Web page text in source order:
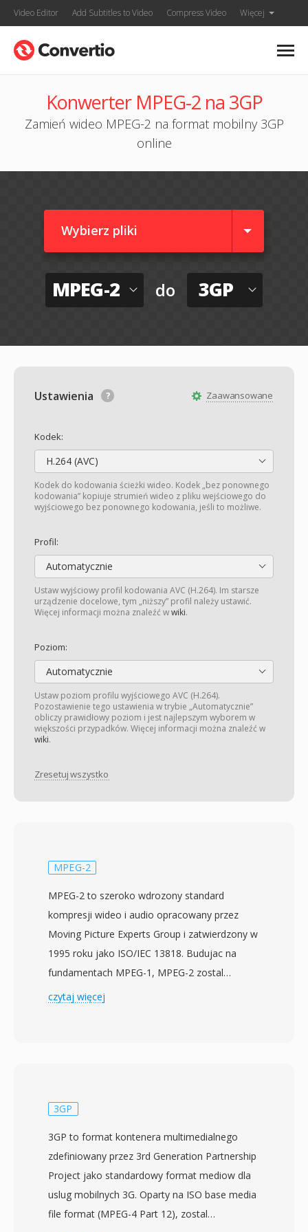
Video Editor Add Subtitles to Video Compress Video Więcej
Konwerter MPEG-2 na 3GP
Zamień wideo MPEG-2 na format mobilny 3GP
online
Wybierz pliki
MPEG-2 do 3GP
Zaawansowane
Ustawienia
Kodek:
H.264 (AVC)
Kodek do kodowania ścieżki wideo. Kodek „bez ponownego
kodowania” kopiuje strumień wideo z pliku wejściowego do
wyjściowego bez ponownego kodowania, jeśli to możliwe.
Profil:
Automatycznie
Ustaw wyjściowy profil kodowania AVC (H.264). Im starsze
urządzenie docelowe, tym „niższy” profil należy ustawić.
Więcej informacji można znaleźć wwiki.
Poziom:
Automatycznie
Ustaw poziom profilu wyjściowego AVC (H.264).
Pozostawienie tego ustawienia w trybie „Automatycznie”
obliczy prawidłowy poziom i jest najlepszym wyborem w
większości przypadków. Więcej informacji można znaleźć w
wiki.
Zresetuj wszystko
MPEG-2
MPEG-2 to szeroko wdrozony standard
kompresji wideo i audio opracowany przez
Moving Picture Experts Group i zatwierdzony w
1995 roku jako ISO/IEC 13818. Budujac na
fundamentach MPEG-1, MPEG-2 zostal
zaprojektowany do obslugi wyzszych szybkosci
profili i poziomow, umozliwiajac
warstwy mozliwosci — od Simple Profile dla
podstawowych zastosowan po High Profile
obslugujacy chrominancje 4:2:2 dla
profesjonalnej emisji. MPEG-2 stal sie
kregoslupem kompresji telewizji cyfrowej na
czytaj więcej
3GP
3GP to format kontenera multimedialnego
zdefiniowany przez 3rd Generation Partnership
Project jako standardowy format mediow dla
uslug mobilnych 3G. Oparty na ISO base media
file format (MPEG-4 Part 12), zostal